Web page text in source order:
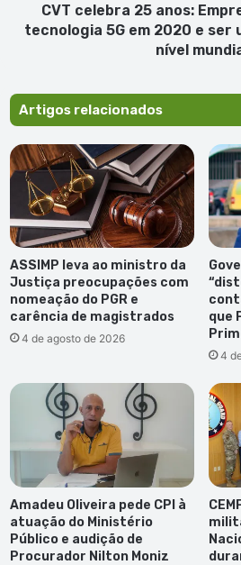
2020
das
pioneiras
nível
mundial
CVT celebra 25 anos:
tecnologia 5G em 2020 e ser
nível
Artigos relacionados
ASSIMP leva ao ministro da
Justiça preocupações com
nomeação do PGR e
carência de magistrados
4 de agosto de 2026
que
4
Amadeu Oliveira pede CPI à
atuação do Ministério
Público e audição de
Procurador Nilton Moniz